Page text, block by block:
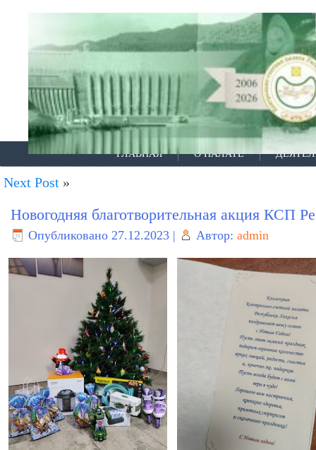
ГЛАВНАЯ О ПАЛАТЕ
Next Post »
Новогодняя благотворительная акция КСП
Опубликовано 27.12.2023 | Автор: admin